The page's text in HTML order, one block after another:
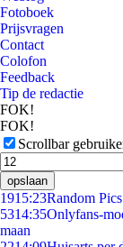
Fotoboek
Prijsvragen
Contact
Colofon
Feedback
Tip de redactie
FOK!
FOK!
Scrollbar
opslaan
1915:23Random
5314:35Onlyfans-
maan